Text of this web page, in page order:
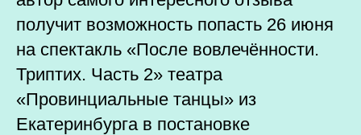
получит возможность попасть 26 июня
на спектакль «После вовлечённости.
Триптих. Часть 2» театра
«Провинциальные танцы» из
Екатеринбурга в постановке